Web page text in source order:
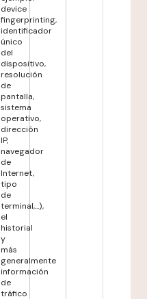
device
fingerprinting,
identificador
único
del
dispositivo,
resolución
de
pantalla,
sistema
operativo,
dirección
IP,
navegador
de
Internet,
tipo
de
terminal,...),
el
historial
y
más
generalmente
información
de
tráfico